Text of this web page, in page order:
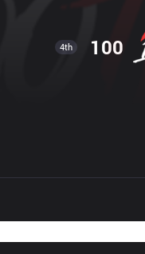
4th 100